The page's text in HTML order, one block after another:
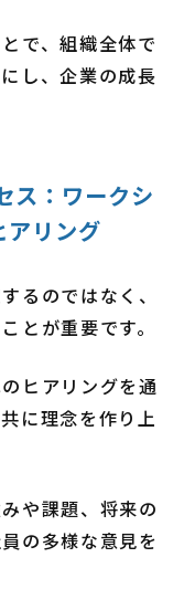
で、組織全体で
し、企業の成長
ス：ワークシ
アリング
るのではなく、
とが重要です。
ヒアリングを通
に理念を作り上
や課題、将来の
の多様な意見を